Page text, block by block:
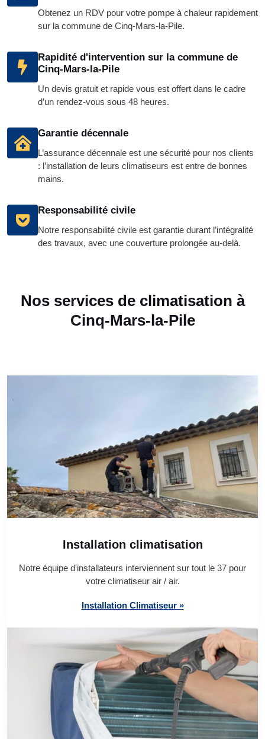
Obtenez un RDV pour votre pompe à chaleur rapidement
sur la commune de Cinq-Mars-la-Pile.
Rapidité d'intervention sur la commune de
Cinq-Mars-la-Pile
Un devis gratuit et rapide vous est offert dans le cadre
d’un rendez-vous sous 48 heures.
Garantie décennale
L’assurance décennale est une sécurité pour nos clients
: l’installation de leurs climatiseurs est entre de bonnes
mains.
Responsabilité civile
Notre responsabilité civile est garantie durant l’intégralité
des travaux, avec une couverture prolongée au-delà.
Nos services de climatisation à
Cinq-Mars-la-Pile
Installation climatisation
Notre équipe d'installateurs interviennent sur tout le 37 pour
votre climatiseur air / air.
Installation Climatiseur »